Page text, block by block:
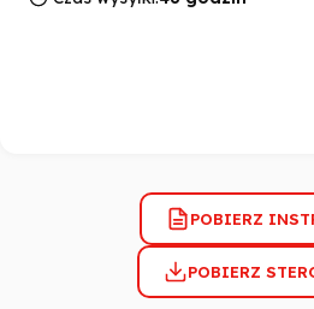
POBIERZ
POBIERZ